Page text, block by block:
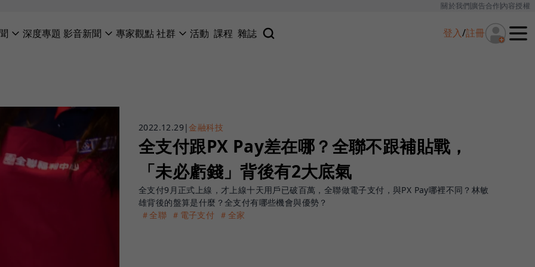
關於我們廣告合作內容授權
深度專題 影音新聞 專家觀點社群 活動 課程 雜誌 登入/註冊
2022.12.29 |金融科技
全支付跟PX Pay差在哪？全聯不跟補貼戰，
「未必虧錢」背後有2大底氣
全支付9月正式上線，才上線十天用戶已破百萬，全聯做電子支付，與PX Pay哪裡不同？林敏
雄背後的盤算是什麼？全支付有哪些機會與優勢？
＃全聯 ＃電子支付 ＃全家